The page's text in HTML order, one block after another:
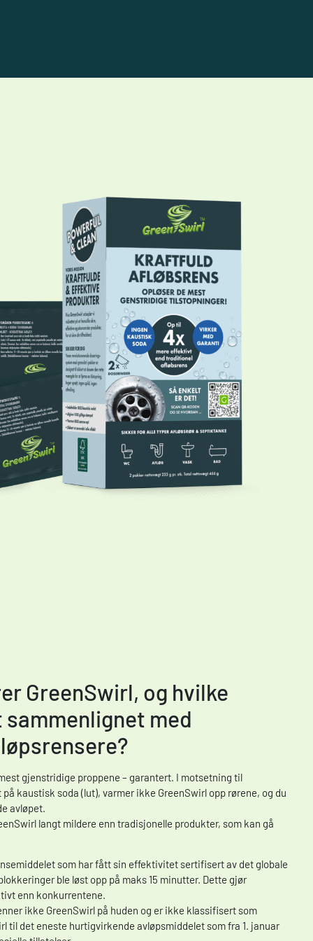
GreenSwirl, og hvilke
med
gjenstridige proppene – garantert. I motsetning til
kaustisk soda (lut), varmer ikke GreenSwirl opp rørene, og du
avløpet.
langt mildere enn tradisjonelle produkter, som kan gå
som har fått sin effektivitet sertifisert av det globale
ble løst opp på maks 15 minutter. Dette gjør
enn konkurrentene.
ikke GreenSwirl på huden og er ikke klassifisert som
til det eneste hurtigvirkende avløpsmiddelet som fra 1. januar